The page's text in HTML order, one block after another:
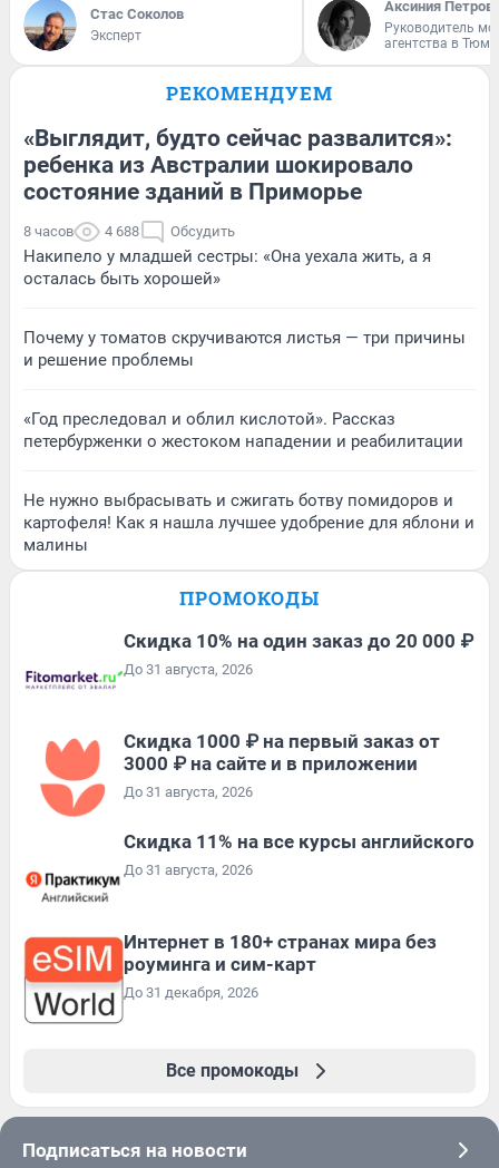
Стас Соколов
Эксперт
Аксиния
Руководитель
агентства в
РЕКОМЕНДУЕМ
«Выглядит, будто сейчас развалится»:
ребенка из Австралии шокировало
состояние зданий в Приморье
8 часов 4 688 Обсудить
Накипело у младшей сестры: «Она уехала жить, а я
осталась быть хорошей»
Почему у томатов скручиваются листья — три причины
и решение проблемы
«Год преследовал и облил кислотой». Рассказ
петербурженки о жестоком нападении и реабилитации
Не нужно выбрасывать и сжигать ботву помидоров и
картофеля! Как я нашла лучшее удобрение для яблони и
малины
ПРОМОКОДЫ
Скидка 10% на один заказ до 20 000 ₽
До 31 августа, 2026
Скидка 1000 ₽ на первый заказ от
3000 ₽ на сайте и в приложении
До 31 августа, 2026
Скидка 11% на все курсы английского
До 31 августа, 2026
Интернет в 180+ странах мира без
роуминга и сим-карт
До 31 декабря, 2026
Все промокоды
Подписаться на новости